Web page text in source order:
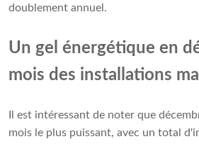
doublement annuel.
Un gel énergétique en
mois des installations
Il est intéressant de noter que
mois le plus puissant, avec un total